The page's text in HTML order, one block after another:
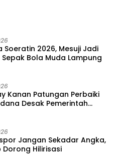
Soeratin 2026, Mesuji Jadi
Bola Muda Lampung
Kanan Patungan Perbaiki
Desak Pemerintah
Jangan Sekadar Angka,
Dorong Hilirisasi